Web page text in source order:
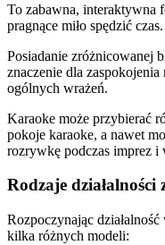
To zabawna, interaktywna
pragnące miło spędzić czas.
Posiadanie zróżnicowanej
znaczenie dla
ogólnych wrażeń.
Karaoke może przybierać
pokoje karaoke, a nawet
rozrywkę podczas imprez i
Rodzaje
Rozpoczynając
kilka różnych modeli: